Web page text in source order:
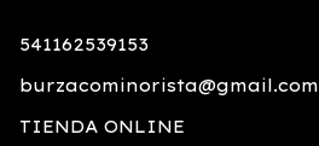
541162539153
burzacominorista@gmail.com
TIENDA ONLINE